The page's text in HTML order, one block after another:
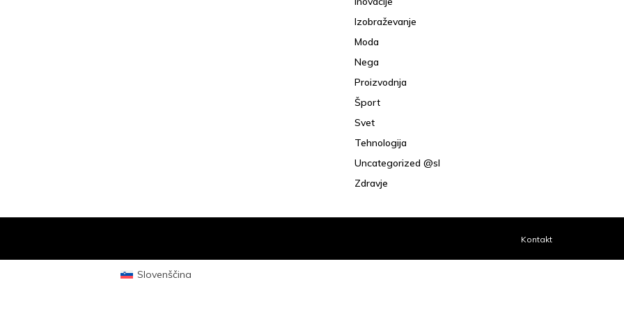
Izobraževanje
Moda
Nega
Proizvodnja
Šport
Svet
Tehnologija
Uncategorized @sl
Zdravje
Kontakt
Slovenščina